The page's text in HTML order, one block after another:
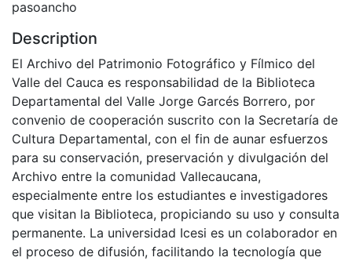
pasoancho
Description
El Archivo del Patrimonio Fotográfico y Fílmico del
Valle del Cauca es responsabilidad de la Biblioteca
Departamental del Valle Jorge Garcés Borrero, por
convenio de cooperación suscrito con la Secretaría de
Cultura Departamental, con el fin de aunar esfuerzos
para su conservación, preservación y divulgación del
Archivo entre la comunidad Vallecaucana,
especialmente entre los estudiantes e investigadores
que visitan la Biblioteca, propiciando su uso y consulta
permanente. La universidad Icesi es un colaborador en
el proceso de difusión, facilitando la tecnología que